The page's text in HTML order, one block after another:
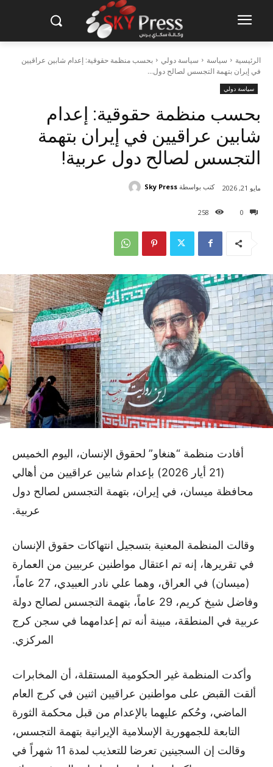
الرئيسية سياسة سياسة دولي
بحسب منظمة حقوقية: إعدام شابين عراقيين
في إيران بتهمة التجسس لصالح دول...
سياسة دولي
بحسب منظمة حقوقية: إعدام
شابين عراقيين في إيران بتهمة
التجسس لصالح دول عربية!
0
258
مايو 21, 2026 كتب بواسطة Sky Press
أفادت منظمة “هنغاو” لحقوق الإنسان، اليوم الخميس
(21 أيار 2026) بإعدام شابين عراقيين من أهالي
محافظة ميسان، في إيران، بتهمة التجسس لصالح دول
عربية.
وقالت المنظمة المعنية بتسجيل انتهاكات حقوق الإنسان
في تقريرها، إنه تم اعتقال مواطنين عربيين من العمارة
(ميسان) في العراق، وهما علي نادر العبيدي، 27 عاماً،
وفاضل شيخ كريم، 29 عاماً، بتهمة التجسس لصالح دولة
عربية في المنطقة، مبينة أنه تم إعدامهما في سجن كرج
المركزي.
وأكدت المنظمة غير الحكومية المستقلة، أن المخابرات
ألقت القبض على مواطنين عراقيين اثنين في كرج العام
الماضي، وحُكم عليهما بالإعدام من قبل محكمة الثورة
التابعة للجمهورية الإسلامية الإيرانية بتهمة التجسس،
وقالت إن السجينين تعرضا للتعذيب لمدة 11 شهراً في